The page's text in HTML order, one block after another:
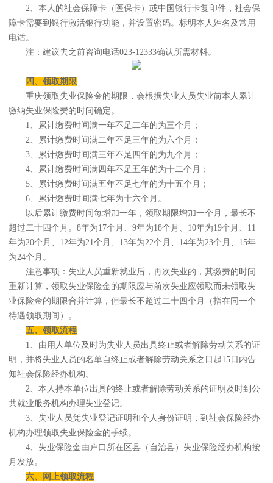
2、本人的社会保障卡（医保卡）或中国银行卡复印件，社会保
障卡需要到银行激活银行功能，并设置密码。标明本人姓名及常用
电话。
注：建议去之前咨询电话023-12333确认所需材料。
四、领取期限
重庆领取失业保险金的期限，会根据失业人员失业前本人累计
缴纳失业保险费的时间确定。
1、累计缴费时间满一年不足二年的为三个月；
2、累计缴费时间满二年不足三年的为六个月；
3、累计缴费时间满三年不足四年的为九个月；
4、累计缴费时间满四年不足五年的为十二个月；
5、累计缴费时间满五年不足七年的为十五个月；
6、累计缴费时间满七年为十六个月。
以后累计缴费时间每增加一年，领取期限增加一个月，最长不
超过二十四个月。8年为17个月、9年为18个月、10年为19个月、11
年为20个月、12年为21个月、13年为22个月、14年为23个月、15年
为24个月。
注意事项：失业人员重新就业后，再次失业的，其缴费的时间
重新计算，领取失业保险金的期限应与前次失业应领取而未领取失
业保险金的期限合并计算，但最长不超过二十四个月（指在同一个
待遇领取期间）。
五、领取流程
1、由用人单位及时为失业人员出具终止或者解除劳动关系的证
明，并将失业人员的名单自终止或者解除劳动关系之日起15日内告
知社会保险经办机构。
2、本人持本单位出具的终止或者解除劳动关系的证明及时到公
共就业服务机构办理失业登记。
3、失业人员凭失业登记证明和个人身份证明，到社会保险经办
机构办理领取失业保险金的手续。
4、失业保险金由户口所在区县（自治县）失业保险经办机构按
月发放。
六、网上领取流程